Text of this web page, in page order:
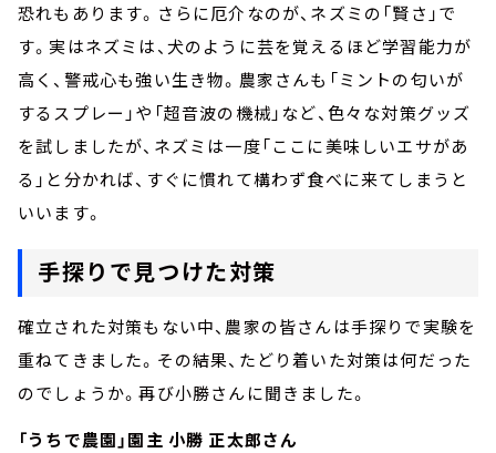
恐れもあります。さらに厄介なのが、ネズミの「賢さ」で
す。実はネズミは、犬のように芸を覚えるほど学習能力が
高く、警戒心も強い生き物。農家さんも「ミントの匂いが
するスプレー」や「超音波の機械」など、色々な対策グッズ
を試しましたが、ネズミは一度「ここに美味しいエサがあ
る」と分かれば、すぐに慣れて構わず食べに来てしまうと
いいます。
手探りで見つけた対策
確立された対策もない中、農家の皆さんは手探りで実験を
重ねてきました。その結果、たどり着いた対策は何だった
のでしょうか。再び小勝さんに聞きました。
「うちで農園」園主 小勝 正太郎さん